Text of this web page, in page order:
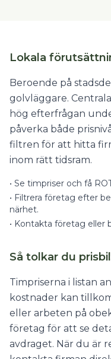
Lokala
Beroende på
golvläggare.
hög efterfrågan
påverka både
filtren för att hitta
inom rätt tidsram.
• Se timpriser och få
• Filtrera företag efter
närhet.
• Kontakta företag eller
Så tolkar du
Timpriserna i listan
kostnader kan
eller arbeten på
företag för att se
avdraget. När du är